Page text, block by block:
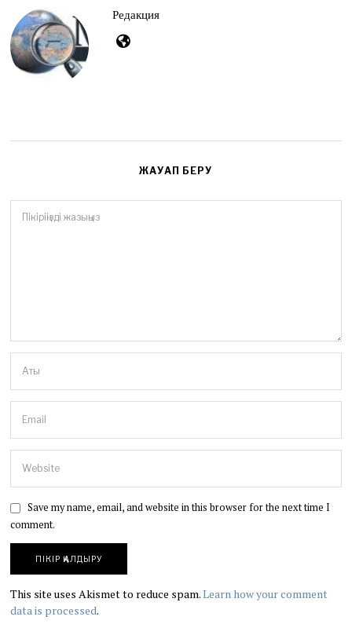
6
Редакция
ЖАУАП БЕРУ
Save my name, email, and website in this browser for the next time I
comment.
This site uses Akismet to reduce spam.Learn how your comment
data is processed.